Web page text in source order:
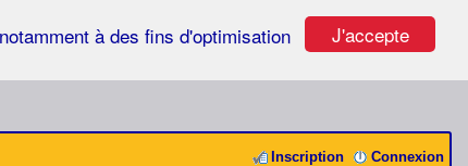
J'accepte
à des fins d'optimisation
Connexion
Inscription